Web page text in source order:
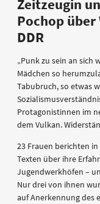
Zeitzeugin
Pochop
DDR
„Punk zu sein an sich
Mädchen so
Tabubruch, so etwas
Protagonistinnen im
dem Vulkan.
23 Frauen berichten
Texten über ihre
Jugendwerkhöfen –
Nur drei von ihnen
auf Anerkennung des